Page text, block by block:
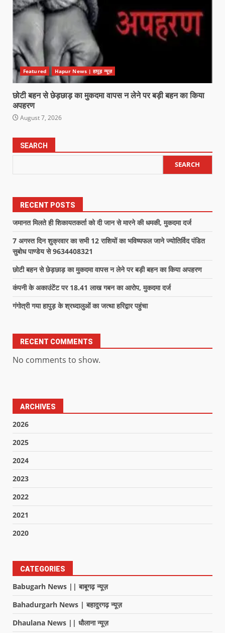
Featured Hapur News | हापुड़ न्यूज़
छोटी बहन से छेड़छाड़ का मुकदमा वापस न लेने पर बड़ी बहन का किया
अपहरण
August 7, 2026
SEARCH
SEARCH
RECENT POSTS
जमानत मिलते ही शिकायतकर्ता को दी जान से मारने की धमकी, मुकदमा दर्ज
7 अगस्त दिन शुक्रवार का सभी 12 राशियों का भविष्यफल जाने ज्योतिर्विद पंडित
सुबोध पाण्डेय से 9634408321
छोटी बहन से छेड़छाड़ का मुकदमा वापस न लेने पर बड़ी बहन का किया अपहरण
कंपनी के अकाउंटेंट पर 18.41 लाख गबन का आरोप, मुकदमा दर्ज
गंगोत्री गया हापुड़ के श्रध्दालुओं का जत्था हरिद्वार पहुंचा
RECENT COMMENTS
No comments to show.
ARCHIVES
2026
2025
2024
2023
2022
2021
2020
CATEGORIES
Babugarh News || बाबूगढ़ न्यूज़
Bahadurgarh News | बहादुरगढ़ न्यूज़
Dhaulana News || धौलाना न्यूज़